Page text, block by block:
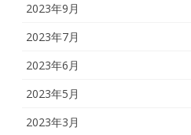
2023年9月
2023年7月
2023年6月
2023年5月
2023年3月